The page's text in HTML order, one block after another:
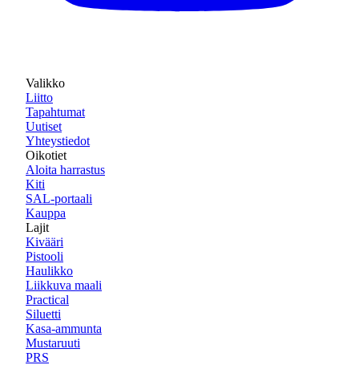
Valikko
Liitto
Tapahtumat
Uutiset
Yhteystiedot
Oikotiet
Aloita harrastus
Kiti
SAL-portaali
Kauppa
Lajit
Kivääri
Pistooli
Haulikko
Liikkuva maali
Practical
Siluetti
Kasa-ammunta
Mustaruuti
PRS